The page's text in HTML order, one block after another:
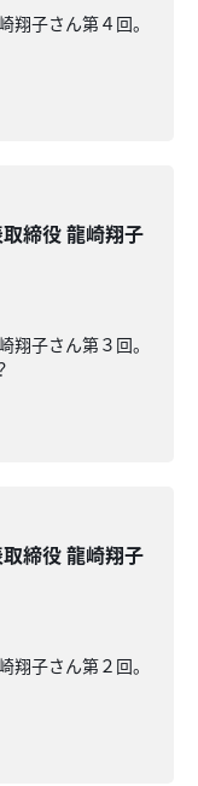
翔子さん第４回。
締役 龍崎翔子
翔子さん第３回。
締役 龍崎翔子
翔子さん第２回。